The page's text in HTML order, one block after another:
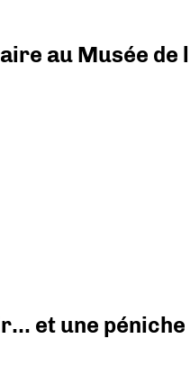
au Musée de
et une péniche